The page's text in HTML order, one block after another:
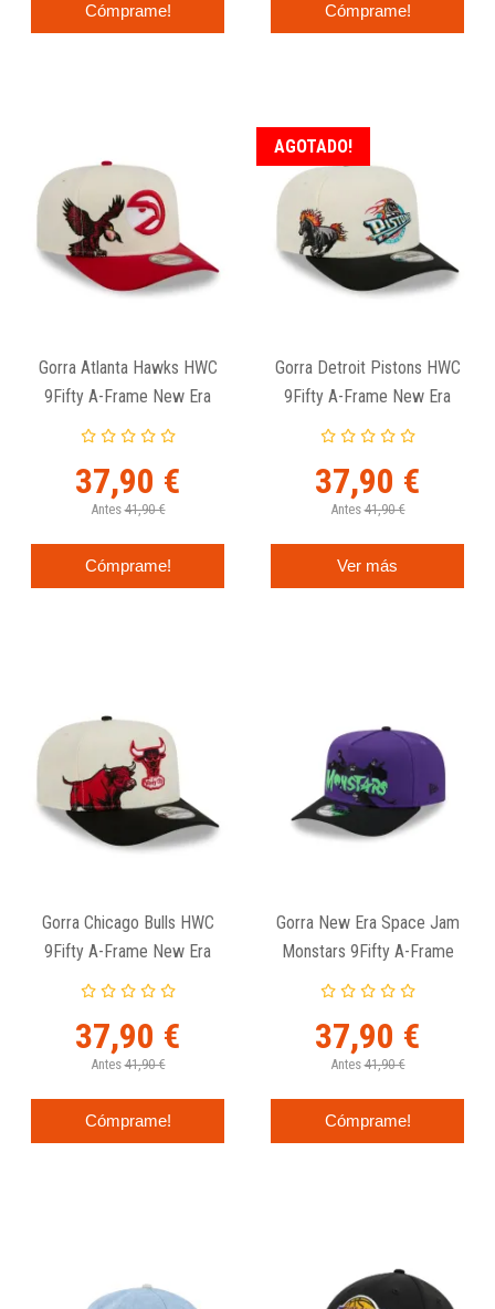
Cómprame! Cómprame!
Gorra Atlanta Hawks HWC
9Fifty A-Frame New Era
37,90 €
Antes 41,90 €
Cómprame!
Gorra Detroit Pistons HWC
9Fifty A-Frame New Era
37,90 €
Antes 41,90 €
Ver más
AGOTADO!
Gorra Chicago Bulls HWC
9Fifty A-Frame New Era
37,90 €
Antes 41,90 €
Cómprame!
Gorra New Era Space Jam
Monstars 9Fifty A-Frame
37,90 €
Antes 41,90 €
Cómprame!